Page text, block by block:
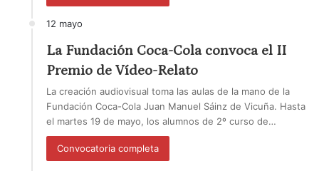
12 mayo
La Fundación Coca-Cola convoca el II
Premio de Vídeo-Relato
La creación audiovisual toma las aulas de la mano de la
Fundación Coca-Cola Juan Manuel Sáinz de Vicuña. Hasta
el martes 19 de mayo, los alumnos de 2º curso de…
Convocatoria completa